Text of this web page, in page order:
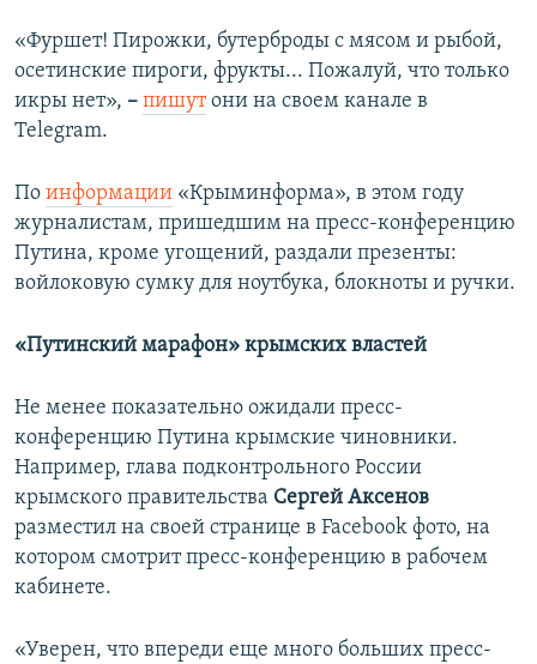
«Фуршет! Пирожки, бутерброды с мясом и рыбой,
осетинские пироги, фрукты... Пожалуй, что только
икры нет», – пишутони на своем канале в
Telegram.
По информации «Крыминформа», в этом году
журналистам, пришедшим на пресс-конференцию
Путина, кроме угощений, раздали презенты:
войлоковую сумку для ноутбука, блокноты и ручки.
«Путинский марафон» крымских властей
Не менее показательно ожидали пресс-
конференцию Путина крымские чиновники.
Например, глава подконтрольного России
крымского правительства Сергей Аксенов
разместил на своей странице в Facebook фото, на
котором смотрит пресс-конференцию в рабочем
кабинете.
«Уверен, что впереди еще много больших пресс-